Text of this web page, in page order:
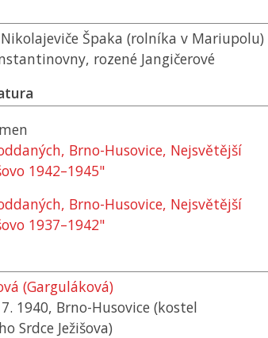
Špaka (rolníka v Mariupolu)
rozené Jangičerové
Brno-Husovice, Nejsvětější
1942–1945"
Brno-Husovice, Nejsvětější
1937–1942"
(Garguláková)
1940, Brno-Husovice (kostel
Srdce Ježišova)